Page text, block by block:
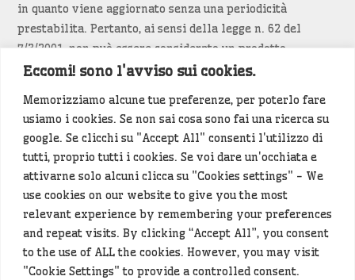
Eccomi! sono l'avviso sui cookies.
Memorizziamo alcune tue preferenze, per poterlo fare
usiamo i cookies. Se non sai cosa sono fai una ricerca su
google. Se clicchi su "Accept All" consenti l'utilizzo di
tutti, proprio tutti i cookies. Se voi dare un'occhiata e
attivarne solo alcuni clicca su "Cookies settings" - We
use cookies on our website to give you the most
relevant experience by remembering your preferences
and repeat visits. By clicking “Accept All”, you consent
to the use of ALL the cookies. However, you may visit
"Cookie Settings" to provide a controlled consent.
in quanto viene aggiornato senza una periodicità
prestabilita. Pertanto, ai sensi della legge n. 62 del
7/3/2001, non può essere considerato un prodotto
editoriale.
Siamo attenti a non violare copyright e diritti
d’immagine. Se un contenuto è di tua proprietà e vuoi
richiederne la rimozionediccelo(<- clicca per inviarci un
messaggio).
Alcuni articoli sono generati in bozza rielaborando, con
l'intelligenza artificiale generativa, contenuti
provenienti da fonti istituzionali e altri siti di interesse
locale. Prima della pubblicazioni l'articolo viene